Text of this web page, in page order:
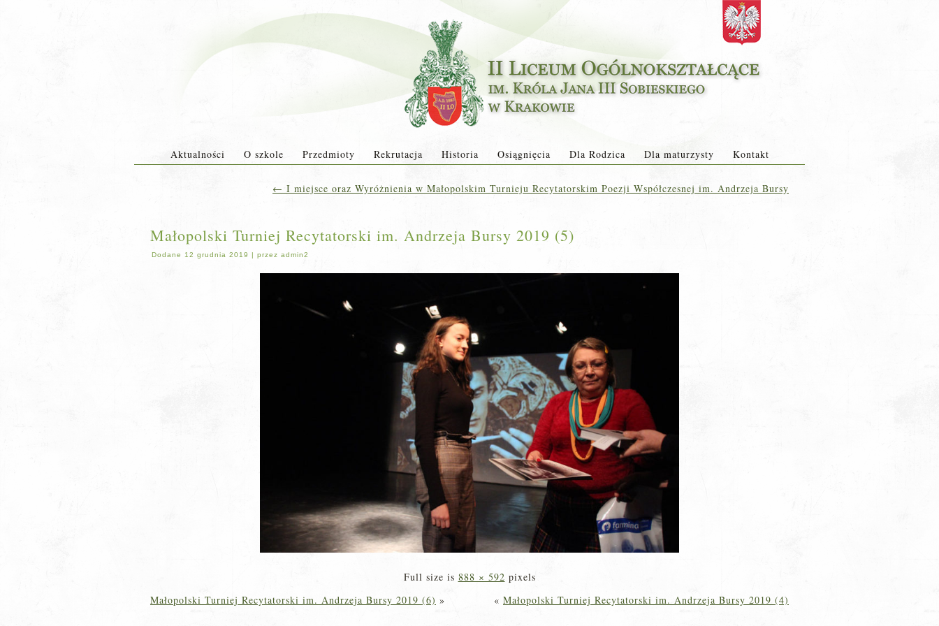
Aktualności O szkole Przedmioty Rekrutacja Historia Osiągnięcia Dla Rodzica Dla maturzysty Kontakt
← I miejsce oraz Wyróżnienia w Małopolskim Turnieju Recytatorskim Poezji Współczesnej im. Andrzeja Bursy
Małopolski Turniej Recytatorski im. Andrzeja Bursy 2019 (5)
Dodane 12 grudnia 2019 | przez admin2
Full size is 888 × 592 pixels
Małopolski Turniej Recytatorski im. Andrzeja Bursy 2019 (6) » « Małopolski Turniej Recytatorski im. Andrzeja Bursy 2019 (4)